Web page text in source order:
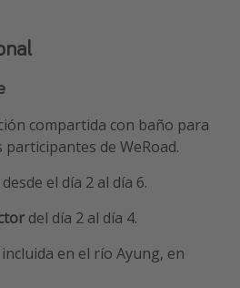
compartida con baño para
participantes de WeRoad.
el día 2 al día 6.
del día 2 al día 4.
incluida en el río Ayung, en